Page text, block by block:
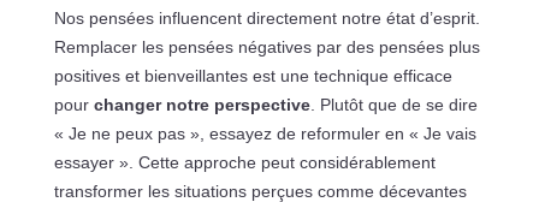
Nos pensées influencent directement notre état d’esprit.
Remplacer les pensées négatives par des pensées plus
positives et bienveillantes est une technique efficace
pour changer notre perspective. Plutôt que de se dire
« Je ne peux pas », essayez de reformuler en « Je vais
essayer ». Cette approche peut considérablement
transformer les situations perçues comme décevantes